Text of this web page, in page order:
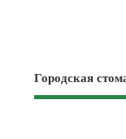
Городская